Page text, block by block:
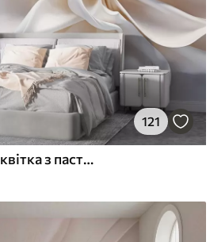
121
Біла мінімалістична квітка з пастельною текстурою та м'якими пелюстками, легкими та повітряними, на білому тлі